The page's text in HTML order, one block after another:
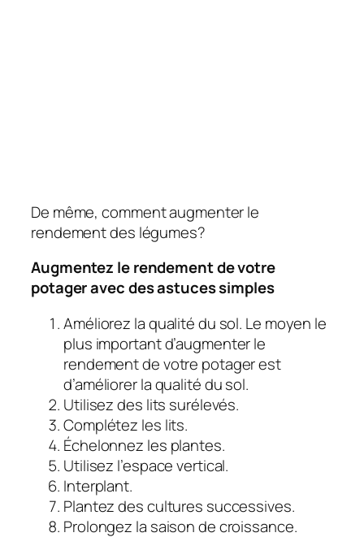
De même, comment augmenter le
rendement des légumes?
Augmentez le rendement de votre
potager avec des astuces simples
Améliorez la qualité du sol. Le moyen le
plus important d’augmenter le
rendement de votre potager est
d’améliorer la qualité du sol.
Utilisez des lits surélevés.
Complétez les lits.
Échelonnez les plantes.
Utilisez l’espace vertical.
Interplant.
Plantez des cultures successives.
Prolongez la saison de croissance.